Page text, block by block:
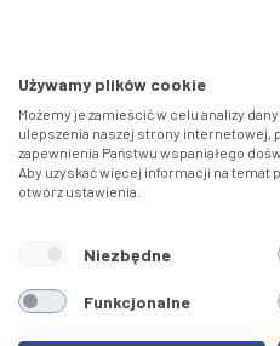
swój bon" na towary z oferty VELO,
, w ramach
stronie
eBonu uwzględnia fakt wyrażenia -
klienta- zgody na otrzymywanie
marketingowe, np. newsletter
wartość eBonu zostanie obniżona o
Pamiętaj, że eBony za produkty
SIDI Center, produkty Castelli
Castelli Center.
Używamy plików cookie
Możemy je zamieścić w celu analizy
ulepszenia naszej strony internetowej,
zapewnienia Państwu wspaniałego
Aby uzyskać więcej informacji na temat
otwórz ustawienia.
Niezbędne
Funkcjonalne